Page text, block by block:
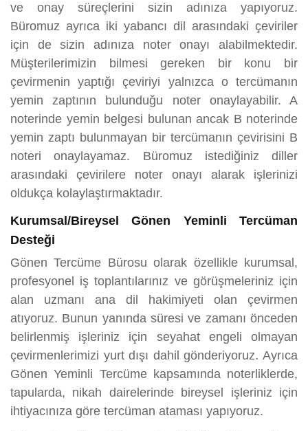
ve onay süreçlerini sizin adınıza yapıyoruz.
Büromuz ayrıca iki yabancı dil arasındaki çeviriler
için de sizin adınıza noter onayı alabilmektedir.
Müşterilerimizin bilmesi gereken bir konu bir
çevirmenin yaptığı çeviriyi yalnızca o tercümanın
yemin zaptının bulunduğu noter onaylayabilir. A
noterinde yemin belgesi bulunan ancak B noterinde
yemin zaptı bulunmayan bir tercümanın çevirisini B
noteri onaylayamaz. Büromuz istediğiniz diller
arasındaki çevirilere noter onayı alarak işlerinizi
oldukça kolaylaştırmaktadır.
Kurumsal/Bireysel Gönen Yeminli Tercüman
Desteği
Gönen Tercüme Bürosu olarak özellikle kurumsal,
profesyonel iş toplantılarınız ve görüşmeleriniz için
alan uzmanı ana dil hakimiyeti olan çevirmen
atıyoruz. Bunun yanında süresi ve zamanı önceden
belirlenmiş işleriniz için seyahat engeli olmayan
çevirmenlerimizi yurt dışı dahil gönderiyoruz. Ayrıca
Gönen Yeminli Tercüme kapsamında noterliklerde,
tapularda, nikah dairelerinde bireysel işleriniz için
ihtiyacınıza göre tercüman ataması yapıyoruz.